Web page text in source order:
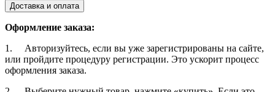
Доставка и оплата
Оформление заказа:
1. Авторизуйтесь, если вы уже зарегистрированы на сайте,
или пройдите процедуру регистрации. Это ускорит процесс
оформления заказа.